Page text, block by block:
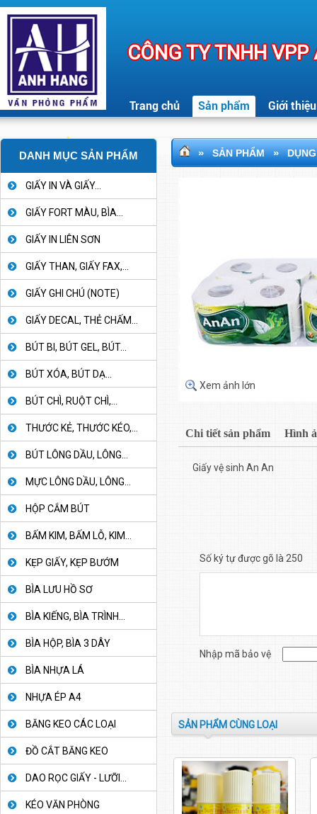
CÔNG TY TNHH
Trang chủ Sản phẩm Giới thiệu
DANH MỤC SẢN PHẨM
GIẤY IN VÀ GIẤY...
GIẤY FORT MÀU, BÌA...
GIẤY IN LIÊN SƠN
GIẤY THAN, GIẤY FAX,...
GIẤY GHI CHÚ (NOTE)
GIẤY DECAL, THẺ CHẤM...
BÚT BI, BÚT GEL, BÚT...
BÚT XÓA, BÚT DẠ...
BÚT CHÌ, RUỘT CHÌ,...
THƯỚC KẺ, THƯỚC KÉO,...
BÚT LÔNG DẦU, LÔNG...
MỰC LÔNG DẦU, LÔNG...
HỘP CẮM BÚT
BẤM KIM, BẤM LỖ, KIM...
KẸP GIẤY, KẸP BƯỚM
BÌA LƯU HỒ SƠ
BÌA KIẾNG, BÌA TRÌNH...
BÌA HỘP, BÌA 3 DÂY
BÌA NHỰA LÁ
NHỰA ÉP A4
BĂNG KEO CÁC LOẠI
ĐỒ CẮT BĂNG KEO
DAO RỌC GIẤY - LƯỠI...
KÉO VĂN PHÒNG
» SẢN PHẨM »
Xem ảnh lớn
Chi tiết sản phẩm Hình
Giấy vệ sinh An An
Số ký tự được gõ là 250
Nhập mã bảo vệ
SẢN PHẨM CÙNG LOẠI